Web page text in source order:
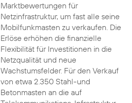
Marktbewertungen für
Netzinfrastruktur, um fast alle seine
Mobilfunkmasten zu verkaufen. Die
Erlöse erhöhen die finanzielle
Flexibilität für Investitionen in die
Netzqualität und neue
Wachstumsfelder. Für den Verkauf
von etwa 2.350 Stahl-und
Betonmasten an die auf